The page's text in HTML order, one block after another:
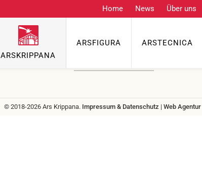
Home News Über uns
ARSKRIPPANA
ARSFIGURA ARSTECNICA
Telefon
© 2018-2026 Ars Krippana. Impressum & Datenschutz | Web Agentur